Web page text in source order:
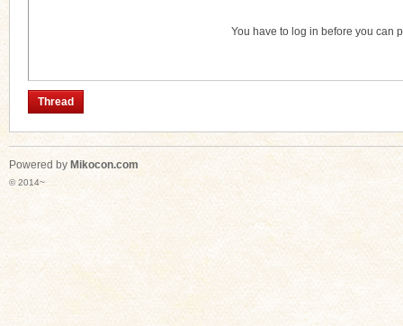
You have to log in before you can
Thread
Powered by Mikocon.com
© 2014~